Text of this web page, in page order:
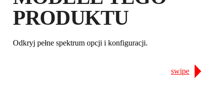
GWARANCJĘ
PRODUKTU
Odkryj pełne spektrum opcji i konfiguracji.
swipe